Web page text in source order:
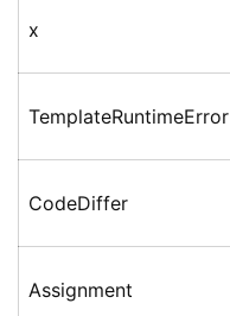
x
TemplateRuntimeError
CodeDiffer
Assignment